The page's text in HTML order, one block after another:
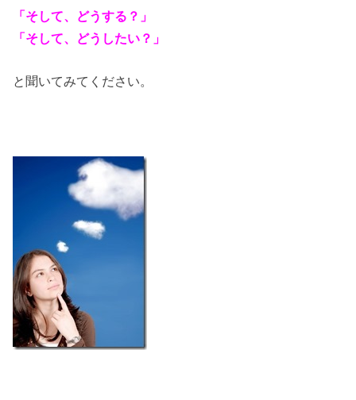
「そして、どうする？」
「そして、どうしたい？」
と聞いてみてください。